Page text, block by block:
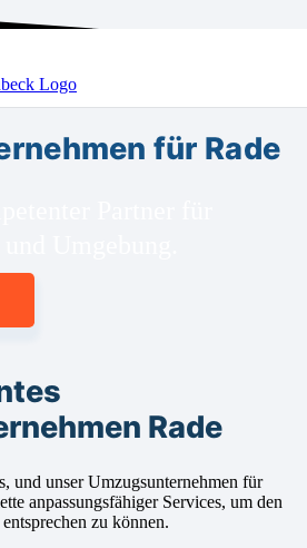
RICHTIG!
für Rade
Rade
und unser Umzugsunternehmen für
anpassungsfähiger Services, um den
zu können.